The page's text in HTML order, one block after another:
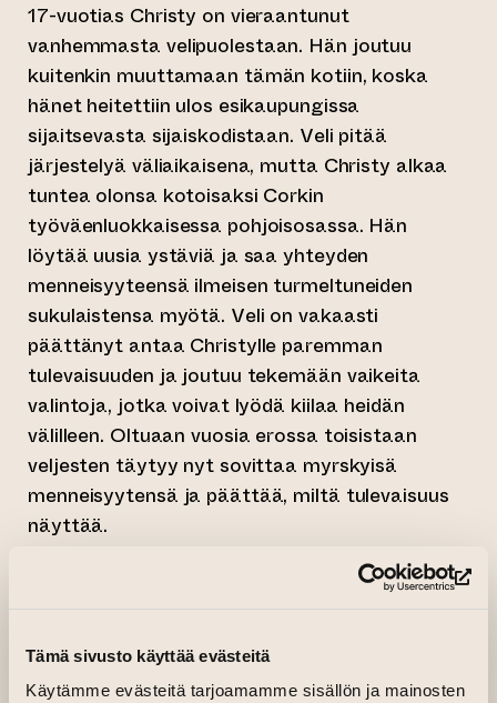
Tämä sivusto käyttää evästeitä
Käytämme evästeitä tarjoamamme sisällön ja mainosten
17-vuotias Christy on vieraantunut
vanhemmasta velipuolestaan. Hän joutuu
kuitenkin muuttamaan tämän kotiin, koska
hänet heitettiin ulos esikaupungissa
sijaitsevasta sijaiskodistaan. Veli pitää
järjestelyä väliaikaisena, mutta Christy alkaa
tuntea olonsa kotoisaksi Corkin
työväenluokkaisessa pohjoisosassa. Hän
löytää uusia ystäviä ja saa yhteyden
menneisyyteensä ilmeisen turmeltuneiden
sukulaistensa myötä. Veli on vakaasti
päättänyt antaa Christylle paremman
tulevaisuuden ja joutuu tekemään vaikeita
valintoja, jotka voivat lyödä kiilaa heidän
välilleen. Oltuaan vuosia erossa toisistaan
veljesten täytyy nyt sovittaa myrskyisä
menneisyytensä ja päättää, miltä tulevaisuus
näyttää.
Käy arvioimassa katsomasi elokuva
LUXAWARD.EU–sivustolla ja olet mukana
osallistua myös arvontaan ja voittaa
palkintoja.